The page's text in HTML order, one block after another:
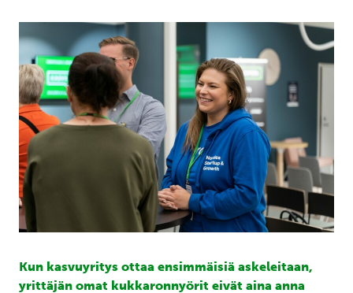
Kun kasvuyritys ottaa ensimmäisiä askeleitaan,
yrittäjän omat kukkaronnyörit eivät aina anna